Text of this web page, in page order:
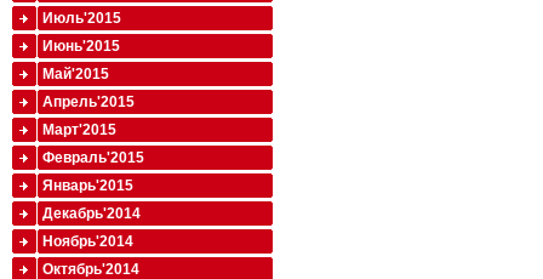
Июль'2015
Июнь'2015
Май'2015
Апрель'2015
Март'2015
Февраль'2015
Январь'2015
Декабрь'2014
Ноябрь'2014
Октябрь'2014